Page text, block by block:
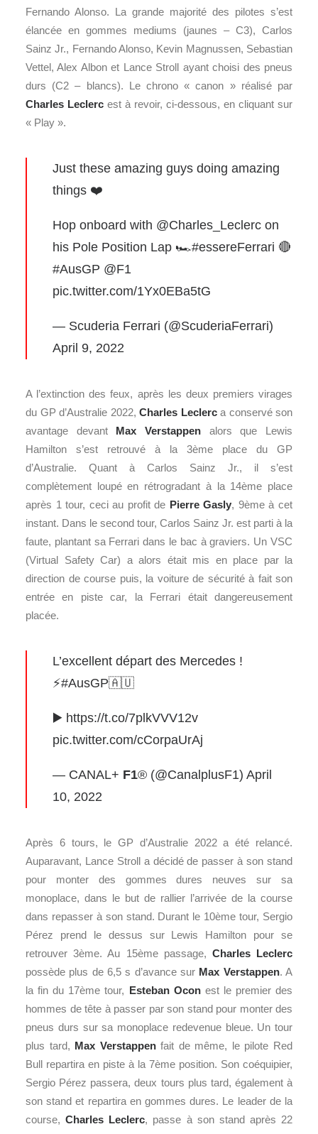
Fernando Alonso. La grande majorité des pilotes s’est
élancée en gommes mediums (jaunes – C3), Carlos
Sainz Jr., Fernando Alonso, Kevin Magnussen, Sebastian
Vettel, Alex Albon et Lance Stroll ayant choisi des pneus
durs (C2 – blancs). Le chrono « canon » réalisé par
Charles Leclerc est à revoir, ci-dessous, en cliquant sur
« Play ».
Just these amazing guys doing amazing
things ❤️
Hop onboard with @Charles_Leclerc on
his Pole Position Lap 🏎#essereFerrari 🔴
#AusGP @F1
pic.twitter.com/1Yx0EBa5tG
— Scuderia Ferrari (@ScuderiaFerrari)
April 9, 2022
A l’extinction des feux, après les deux premiers virages
du GP d’Australie 2022, Charles Leclerca conservé son
avantage devant Max Verstappen alors que Lewis
Hamilton s’est retrouvé à la 3ème place du GP
d’Australie. Quant à Carlos Sainz Jr., il s’est
complètement loupé en rétrogradant à la 14ème place
après 1 tour, ceci au profit de Pierre Gasly, 9ème à cet
instant. Dans le second tour, Carlos Sainz Jr. est parti à la
faute, plantant sa Ferrari dans le bac à graviers. Un VSC
(Virtual Safety Car) a alors était mis en place par la
direction de course puis, la voiture de sécurité à fait son
entrée en piste car, la Ferrari était dangereusement
placée.
L’excellent départ des Mercedes !
⚡️#AusGP🇦🇺
▶️ https://t.co/7plkVVV12v
pic.twitter.com/cCorpaUrAj
— CANAL+ F1® (@CanalplusF1) April
10, 2022
Après 6 tours, le GP d’Australie 2022 a été relancé.
Auparavant, Lance Stroll a décidé de passer à son stand
pour monter des gommes dures neuves sur sa
monoplace, dans le but de rallier l’arrivée de la course
dans repasser à son stand. Durant le 10ème tour, Sergio
Pérez prend le dessus sur Lewis Hamilton pour se
retrouver 3ème. Au 15ème passage, Charles Leclerc
possède plus de 6,5 s d’avance sur Max Verstappen. A
la fin du 17ème tour, Esteban Oconest le premier des
hommes de tête à passer par son stand pour monter des
pneus durs sur sa monoplace redevenue bleue. Un tour
plus tard, Max Verstappenfait de même, le pilote Red
Bull repartira en piste à la 7ème position. Son coéquipier,
Sergio Pérez passera, deux tours plus tard, également à
son stand et repartira en gommes dures. Le leader de la
course,Charles Leclerc, passe à son stand après 22